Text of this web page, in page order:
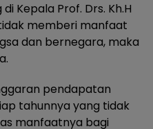
Kepala Prof. Drs. Kh.H
tidak memberi manfaat
dan bernegara, maka
pendapatan
tahunnya yang tidak
manfaatnya bagi